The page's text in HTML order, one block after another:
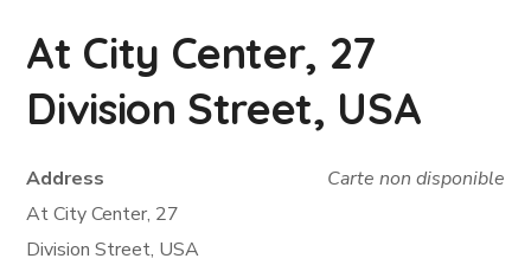
At City Center, 27
Division Street, USA
Carte non disponible
Address
At City Center, 27
Division Street, USA